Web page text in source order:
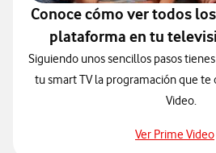
Conoce cómo ver todos
plataforma en tu
Siguiendo unos sencillos pasos
tu smart TV la programación que te
Video.
Ver Prime Video